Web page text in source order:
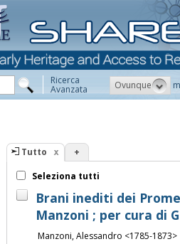
Ricerca
Avanzata Ovunque
Tutto +
Seleziona tutti
Brani inediti dei
Manzoni ; per cura di
Manzoni, Alessandro <1785-1873>